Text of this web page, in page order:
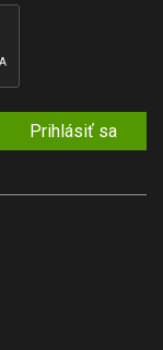
Prihlásiť sa